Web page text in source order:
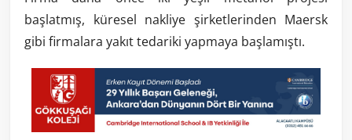
başlatmış, küresel nakliye şirketlerinden Maersk
gibi firmalara yakıt tedariki yapmaya başlamıştı.